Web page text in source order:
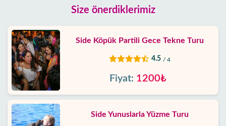
Size önerdiklerimiz
Side Köpük Partili Gece Tekne Turu
4.5 / 4
Fiyat: 1200₺
Side Yunuslarla Yüzme Turu